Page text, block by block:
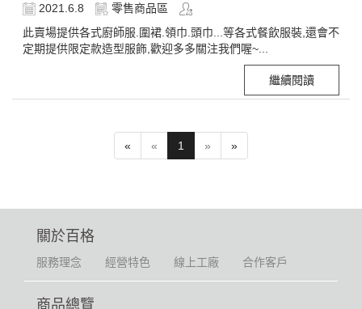
2021.6.8
零售商品區
此賣場提供各式廚師服.圍裙.領巾.頭巾...等各式餐飲服裝,還會不
定期提供限定款造型服飾,歡迎多多關注我們喔~...
繼續閱讀
« « 1 » »
關於百格
服務理念 經營特色 線上工廠 合作客戶
商品總覽